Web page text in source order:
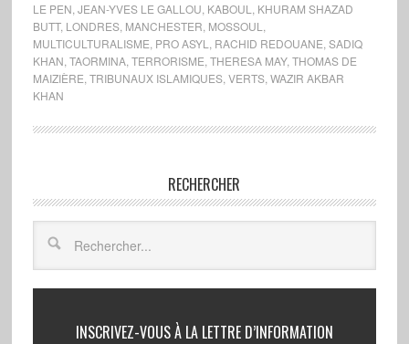
LE PEN JEAN-YVES LE GALLOU KABOUL
KHURAM SHAZAD
BUTT, LONDRES, MANCHESTER MOSSOUL
MULTICULTURALISME PRO ASYL RACHID REDOUANE SADIQ
KHAN TAORMINA, TERRORISME THERESA MAY, THOMAS DE
MAIZIÈRE TRIBUNAUX ISLAMIQUES, VERTS, WAZIR AKBAR
KHAN
RECHERCHER
INSCRIVEZ-VOUS À LA LETTRE D’INFORMATION